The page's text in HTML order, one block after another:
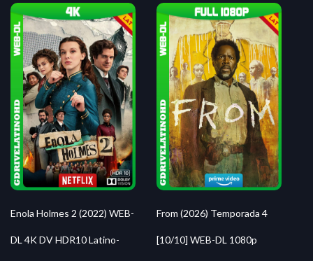
Enola Holmes 2 (2022) WEB-
DL 4K DV HDR10 Latino-
From (2026) Temporada 4
[10/10] WEB-DL 1080p